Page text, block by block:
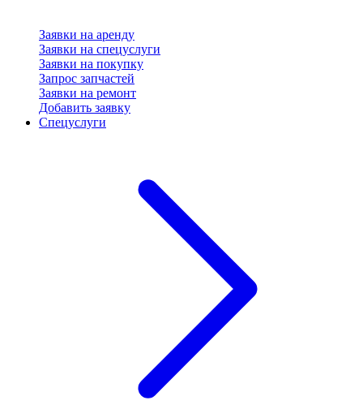
Заявки на аренду
Заявки на спецуслуги
Заявки на покупку
Запрос запчастей
Заявки на ремонт
Добавить заявку
Спецуслуги